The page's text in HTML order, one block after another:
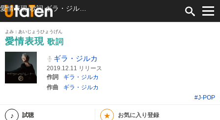
よみ：あいじょうひょうげん
愛情表現 歌詞
ギラ・ジルカ
2019.12.11 リリース
作詞
ギラ・ジルカ
作曲
ギラ・ジルカ
#J-POP
試聴 ★ お気に入り登録